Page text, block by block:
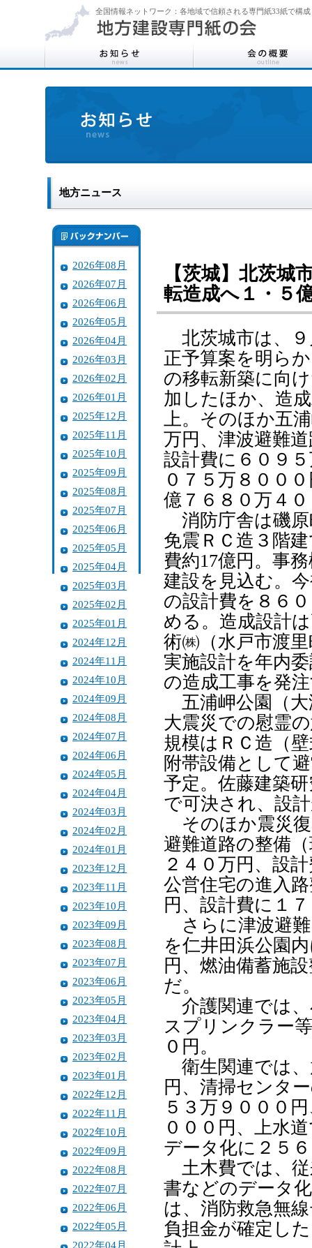
全国情報ネットワーク：各地域で信頼される専門紙33紙で構成
地方ニュース
2026年08月
2026年07月
2026年06月
2026年05月
2026年04月
2026年03月
2026年02月
2026年01月
2025年12月
2025年11月
2025年10月
2025年09月
2025年08月
2025年07月
2025年06月
2025年05月
2025年04月
2025年03月
2025年02月
2025年01月
2024年12月
2024年11月
2024年10月
2024年09月
2024年08月
2024年07月
2024年06月
2024年05月
2024年04月
2024年03月
2024年02月
2024年01月
2023年12月
2023年11月
2023年10月
2023年09月
2023年08月
2023年07月
2023年06月
2023年05月
2023年04月
2023年03月
2023年02月
2023年01月
2022年12月
2022年11月
2022年10月
2022年09月
2022年08月
2022年07月
2022年06月
2022年05月
2022年04月
【茨城】北茨
転造成へ１・５
北茨城市は、９
正予算案を明ら
の移転新築に向
加したほか、造
上。そのほか五
万円、津波避難
設計費に６０９
０７５万８００
億７６８０万４
消防庁舎は磯原
免震ＲＣ造３階
費約17億円。事
建設を見込む。
の設計費を８６
める。造成設計
術㈱（水戸市渡
実施設計を年内
の造成工事を発
五浦岬公園（大
大震災での慰霊
規模はＲＣ造（
附帯設備として
予定。佐藤建築
で可決され、設
そのほか震災復
避難道路の整備
２４０万円、設
公営住宅の進入
円、設計費に１
さらに津波避難
を仁井田浜公園
円、燃油備蓄施
だ。
介護関連では、
スプリンクラー
０円。
衛生関連では、
円、清掃センタ
５３万９０００
０００円、上水
データ化に２５
土木費では、従
書などのデータ
は、消防救急無
負担金が確定し